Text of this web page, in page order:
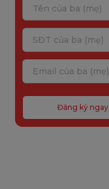
Đăng ký ngay